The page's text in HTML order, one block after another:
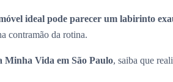
ideal pode parecer um labirinto
contramão da rotina.
Minha Vida em São Paulo, saiba que